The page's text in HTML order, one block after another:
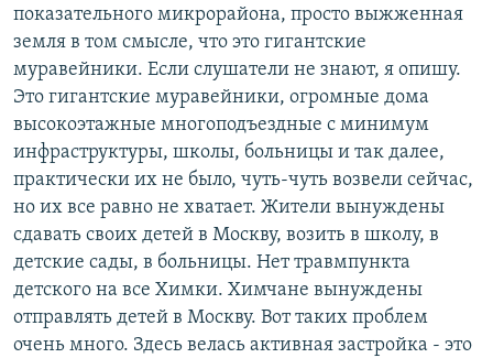
показательного микрорайона, просто выжженная
земля в том смысле, что это гигантские
муравейники. Если слушатели не знают, я опишу.
Это гигантские муравейники, огромные дома
высокоэтажные многоподъездные с минимум
инфраструктуры, школы, больницы и так далее,
практически их не было, чуть-чуть возвели сейчас,
но их все равно не хватает. Жители вынуждены
сдавать своих детей в Москву, возить в школу, в
детские сады, в больницы. Нет травмпункта
детского на все Химки. Химчане вынуждены
отправлять детей в Москву. Вот таких проблем
очень много. Здесь велась активная застройка - это